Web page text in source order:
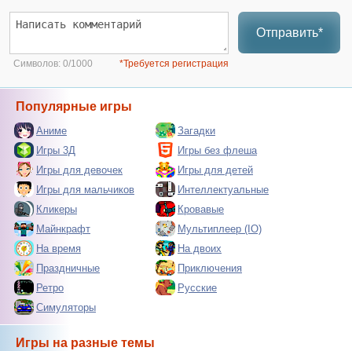
Отправить*
Символов: 0/1000 *Требуется регистрация
Популярные игры
Аниме
Загадки
Игры 3Д
Игры без флеша
Игры для девочек
Игры для детей
Игры для мальчиков
Интеллектуальные
Кликеры
Кровавые
Майнкрафт
Мультиплеер (IO)
На время
На двоих
Праздничные
Приключения
Ретро
Русские
Симуляторы
Игры на разные темы